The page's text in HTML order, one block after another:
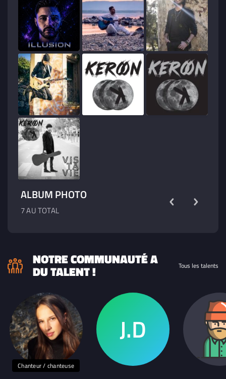
ALBUM PHOTO
7 AU TOTAL
NOTRE COMMUNAUTÉ A
DU TALENT ! Tous les talents
Chanteur / chanteuse